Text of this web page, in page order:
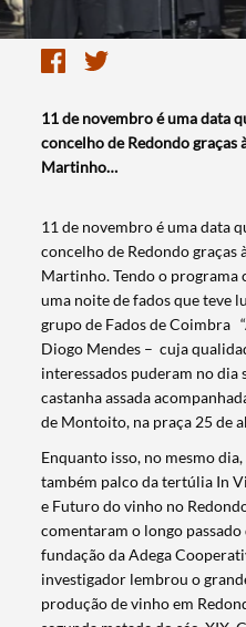
11 de novembro é uma data
concelho de Redondo graças
Martinho…
11 de novembro é uma data
concelho de Redondo graças
Martinho. Tendo o programa
uma noite de fados que teve
grupo de Fados de Coimbra
Diogo Mendes – cuja
interessados puderam no
castanha assada
de Montoito, na praça 25 de
Enquanto isso, no mesmo
também palco da tertúlia In
e Futuro do vinho no
comentaram o longo
fundação da Adega
investigador lembrou o
produção de vinho em